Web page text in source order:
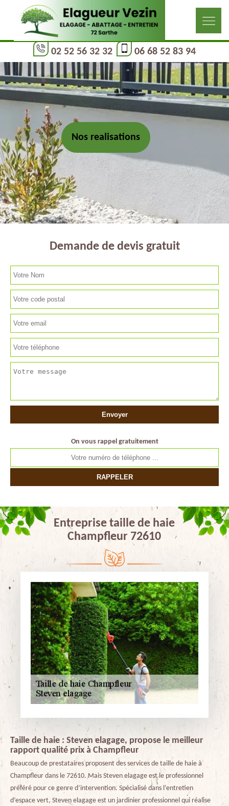
02 52 56 32 32 06 68 52 83 94
Nos realisations
Demande de devis gratuit
On vous rappel gratuitement
Entreprise taille de haie
Champfleur 72610
Taille de haie : Steven elagage, propose le meilleur
rapport qualité prix à Champfleur
Beaucoup de prestataires proposent des services de taille de haie à
Champfleur dans le 72610. Mais Steven elagage est le professionnel
préféré pour ce genre d’intervention. Spécialisé dans l’entretien
d’espace vert, Steven elagage est un jardinier professionnel qui réalise